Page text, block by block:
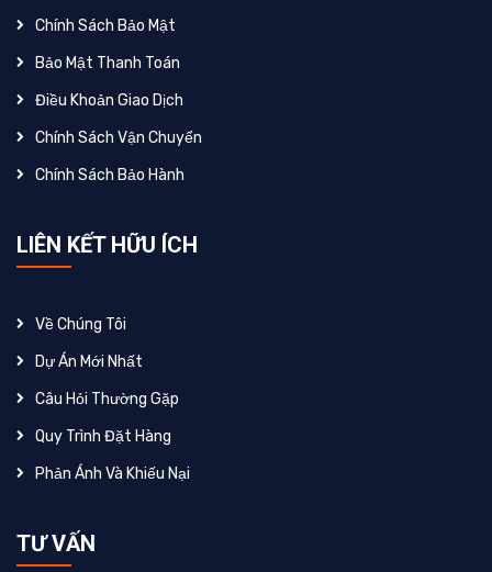
Chính Sách Bảo Mật
Bảo Mật Thanh Toán
Điều Khoản Giao Dịch
Chính Sách Vận Chuyển
Chính Sách Bảo Hành
LIÊN KẾT HỮU ÍCH
Về Chúng Tôi
Dự Án Mới Nhất
Câu Hỏi Thường Gặp
Quy Trình Đặt Hàng
Phản Ánh Và Khiếu Nại
TƯ VẤN